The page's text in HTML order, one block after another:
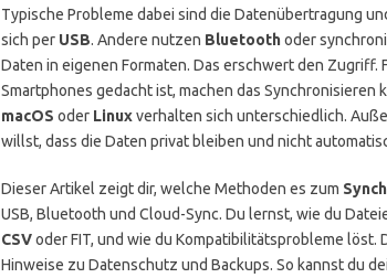
Typische Probleme dabei sind die Datenübertragung
sich per USB. Andere nutzen Bluetoothoder
Daten in eigenen Formaten. Das erschwert den Zugriff.
Smartphones gedacht ist, machen das
macOS oder Linuxverhalten sich unterschiedlich.
willst, dass die Daten privat bleiben und nicht
Dieser Artikel zeigt dir, welche Methoden es zum
USB, Bluetooth und Cloud-Sync. Du lernst, wie du
CSVoder FIT, und wie du Kompatibilitätsprobleme
Hinweise zu Datenschutz und Backups. So kannst du